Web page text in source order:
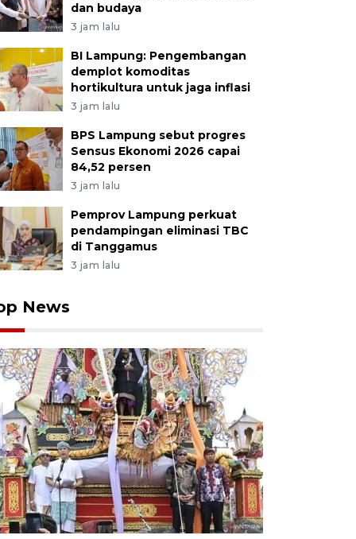
dan budaya
3 jam lalu
BI Lampung: Pengembangan
demplot komoditas
hortikultura untuk jaga inflasi
3 jam lalu
BPS Lampung sebut progres
Sensus Ekonomi 2026 capai
84,52 persen
3 jam lalu
Pemprov Lampung perkuat
pendampingan eliminasi TBC
di Tanggamus
3 jam lalu
News